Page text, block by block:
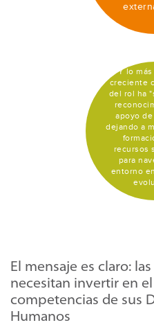
Y lo
creciente
del rol ha
apoyo de
dejando a
recursos
para
entorno
El mensaje es claro:
necesitan invertir en
competencias de sus
Humanos